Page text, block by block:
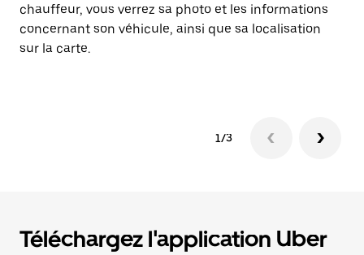
chauffeur, vous verrez sa photo et les informations
concernant son véhicule, ainsi que sa localisation
sur la carte.
1/3
Téléchargez l'application Uber